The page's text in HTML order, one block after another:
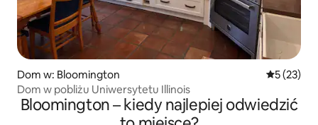
Dom w: Bloomington Średnia
5 (23)
Dom w pobliżu Uniwersytetu Illinois
Bloomington – kiedy najlepiej odwiedzić